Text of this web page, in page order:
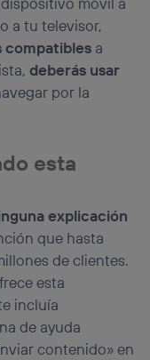
a tu televisor,
compatibles a
deberás usar
por la
esta
explicación
que hasta
de clientes.
esta
incluía
de ayuda
contenido» en